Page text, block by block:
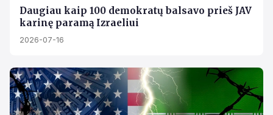
Daugiau kaip 100 demokratų balsavo prieš JAV
karinę paramą Izraeliui
2026-07-16